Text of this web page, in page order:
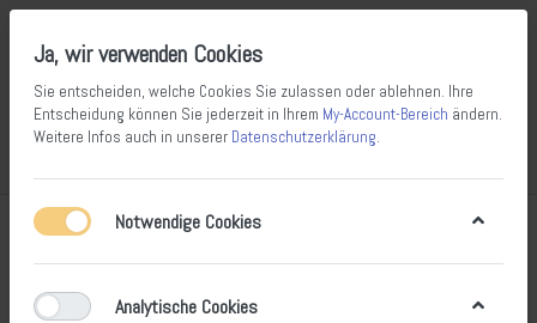
RENNRÄDER
Ja, wir verwenden Cookies
Sie entscheiden, welche Cookies Sie zulassen oder ablehnen. Ihre
Entscheidung können Sie jederzeit in Ihrem My-Account-Bereich ändern.
Weitere Infos auch in unserer Datenschutzerklärung.
Notwendige Cookies
Analytische Cookies